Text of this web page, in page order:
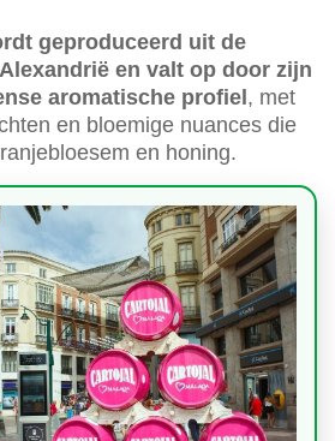
geproduceerd uit de
en valt op door zijn
aromatische profiel , met
en bloemige nuances die
en honing.